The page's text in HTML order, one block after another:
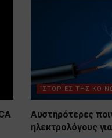
ΙΣΤΟΡΙΕΣ ΤΗΣ
Αυστηρότερες
ηλεκτρολόγους